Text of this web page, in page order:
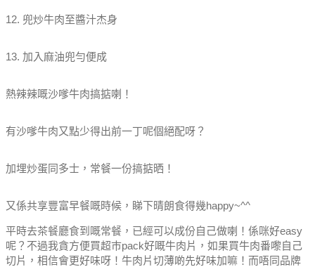
12. 兜炒牛肉至醬汁杰身
13. 加入麻油兜勻便成
熱辣辣嘅沙嗲牛肉搞掂喇！
有沙嗲牛肉又點少得出前一丁呢個絕配呀？
加埋炒蛋同多士，常餐一份搞掂晒！
又係共享豐富早餐嘅時候，睇下晴朗食得幾happy~^^
平時去茶餐廳食到嘅常餐，已經可以成份自己做喇！係咪好easy
呢？ 不過我貪方便買超巿pack好嘅牛肉片，如果買牛肉番嚟自己
切片，相信會更好味呀！ 牛肉片切薄啲先好味加嘛！ 而唔同品牌